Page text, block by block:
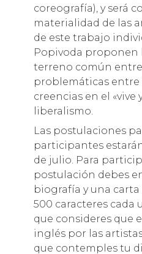
coreografía), y será
materialidad de las
de este trabajo
Popivoda proponen
terreno común
problemáticas entre
creencias en el «vive
liberalismo.
Las postulaciones
participantes
de julio. Para
postulación debes
biografía y una
500 caracteres cada
que consideres que
inglés por las
que contemples tu